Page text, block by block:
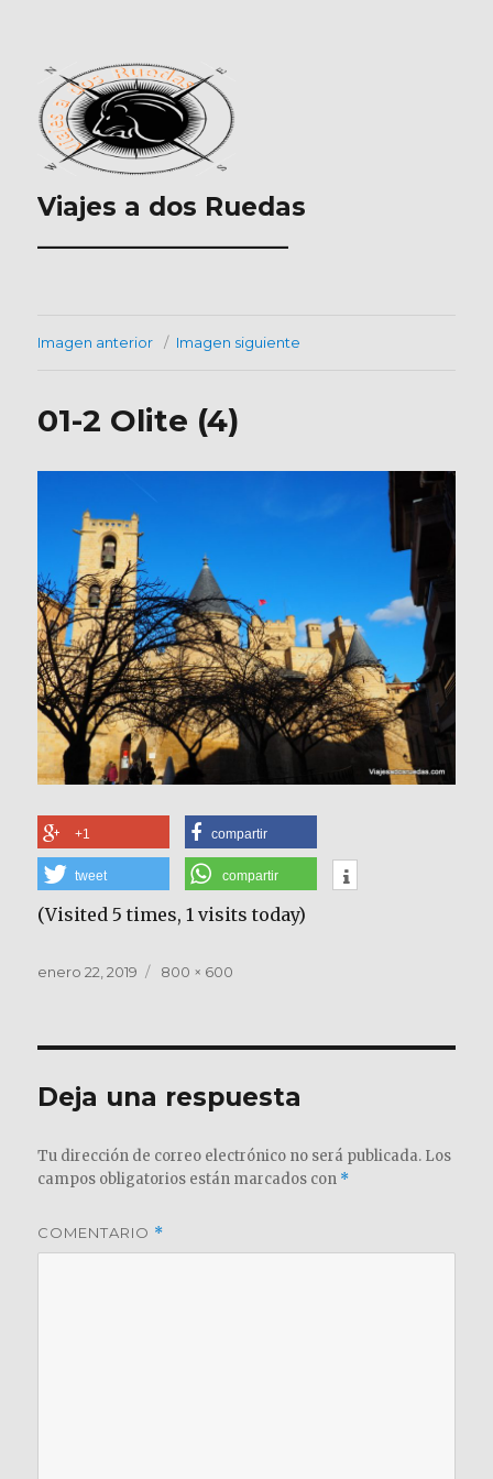
Viajes a dos Ruedas
___________________
Imagen anterior Imagen siguiente
01-2 Olite (4)
+1 compartir
tweet compartir
(Visited 5 times, 1 visits today)
Publicado
enero 22, 2019
Tamaño
800 × 600
Deja una respuesta
Tu dirección de correo electrónico no será publicada. Los
campos obligatorios están marcados con *
COMENTARIO *